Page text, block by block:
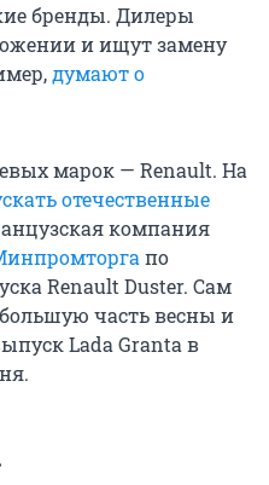
бренды. Дилеры
и ищут замену
думают о
марок — Renault. На
отечественные
компания
по
Renault Duster. Сам
часть весны и
Lada Granta в